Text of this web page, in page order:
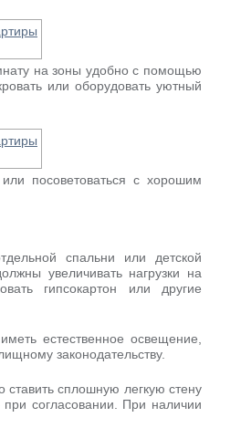
на зоны удобно с помощью
или оборудовать уютный
посоветоваться с хорошим
спальни или детской
увеличивать нагрузки на
гипсокартон или другие
естественное освещение,
законодательству.
сплошную легкую стену
согласовании. При наличии